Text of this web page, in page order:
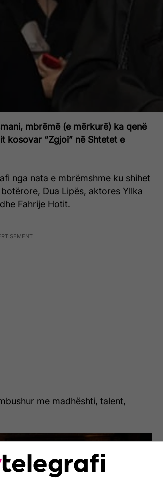
mbrëmë (e mërkurë) ka qenë
kosovar “Zgjoi” në Shtetet e
nga nata e mbrëmshme ku shihet
Dua Lipës, aktores Yllka
Fahrije Hotit.
me madhështi, talent,